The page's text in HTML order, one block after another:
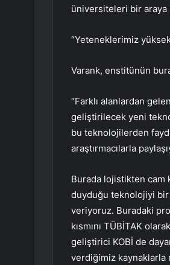
üniversiteleri bir araya
“Yeteneklerimiz
Varank, enstitünün
“Farklı alanlardan
geliştirilecek yeni
bu teknolojilerden
araştırmacılarla
Burada lojistikten cam
duyduğu teknolojiyi bir
veriyoruz. Buradaki
kısmını TÜBİTAK
geliştirici KOBİ de
verdiğimiz kaynaklarla